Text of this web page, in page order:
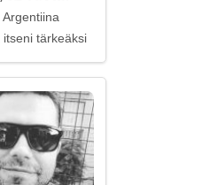
tärkeäksi